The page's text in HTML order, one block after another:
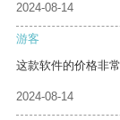
2024-08-14
游客
这款软件的价格非
2024-08-14